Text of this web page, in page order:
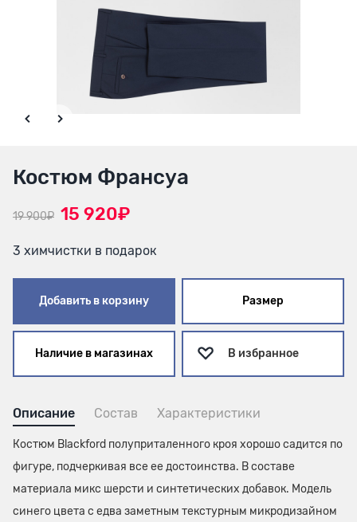
Костюм Франсуа
19 900₽ 15 920₽
3 химчистки в подарок
Добавить в корзину Размер
Наличие в магазинах В избранное
Описание Состав Характеристики
Костюм Blackford полуприталенного кроя хорошо садится по
фигуре, подчеркивая все ее достоинства. В составе
материала микс шерсти и синтетических добавок. Модель
синего цвета с едва заметным текстурным микродизайном